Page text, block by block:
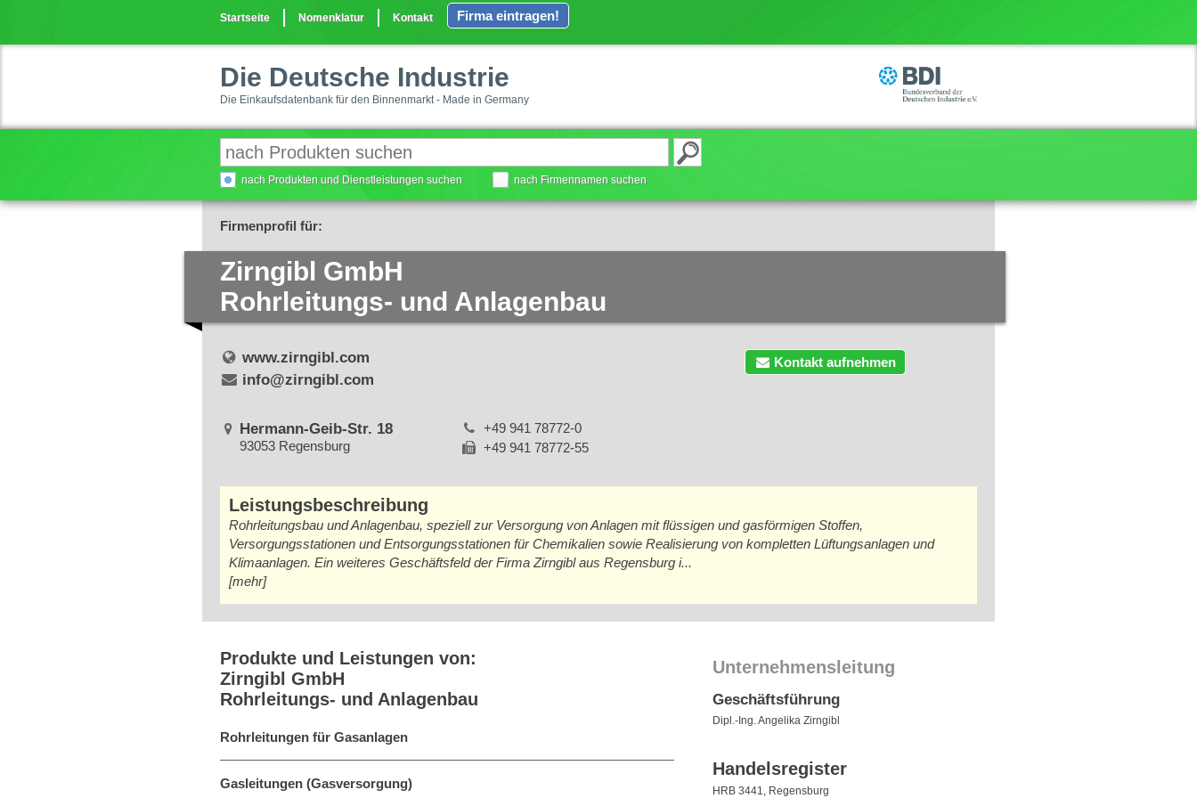
Startseite Nomenklatur Kontakt Firma eintragen!
Die Deutsche Industrie
Die Einkaufsdatenbank für den Binnenmarkt - Made in Germany
nach Produkten und Dienstleistungen suchen nach Firmennamen suchen
Firmenprofil für:
Zirngibl GmbH
Rohrleitungs- und Anlagenbau
Kontakt aufnehmen
www.zirngibl.com
info@zirngibl.com
Hermann-Geib-Str. 18
93053 Regensburg
+49 941 78772-0
+49 941 78772-55
Leistungsbeschreibung
Rohrleitungsbau und Anlagenbau, speziell zur Versorgung von Anlagen mit flüssigen und gasförmigen Stoffen,
Versorgungsstationen und Entsorgungsstationen für Chemikalien sowie Realisierung von kompletten Lüftungsanlagen und
Klimaanlagen. Ein weiteres Geschäftsfeld der Firma Zirngibl aus Regensburg i...
[mehr]
Produkte und Leistungen von:
Zirngibl GmbH
Rohrleitungs- und Anlagenbau
Rohrleitungen für Gasanlagen
Gasleitungen (Gasversorgung)
Unternehmensleitung
Geschäftsführung
Dipl.-Ing. Angelika Zirngibl
Handelsregister
HRB 3441, Regensburg